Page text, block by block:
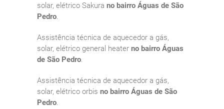
solar, elétrico Sakura no bairro Águas de São
Pedro.
Assistência técnica de aquecedor a gás,
solar, elétrico general heater no bairro Águas
de São Pedro.
Assistência técnica de aquecedor a gás,
solar, elétrico orbis no bairro Águas de São
Pedro.